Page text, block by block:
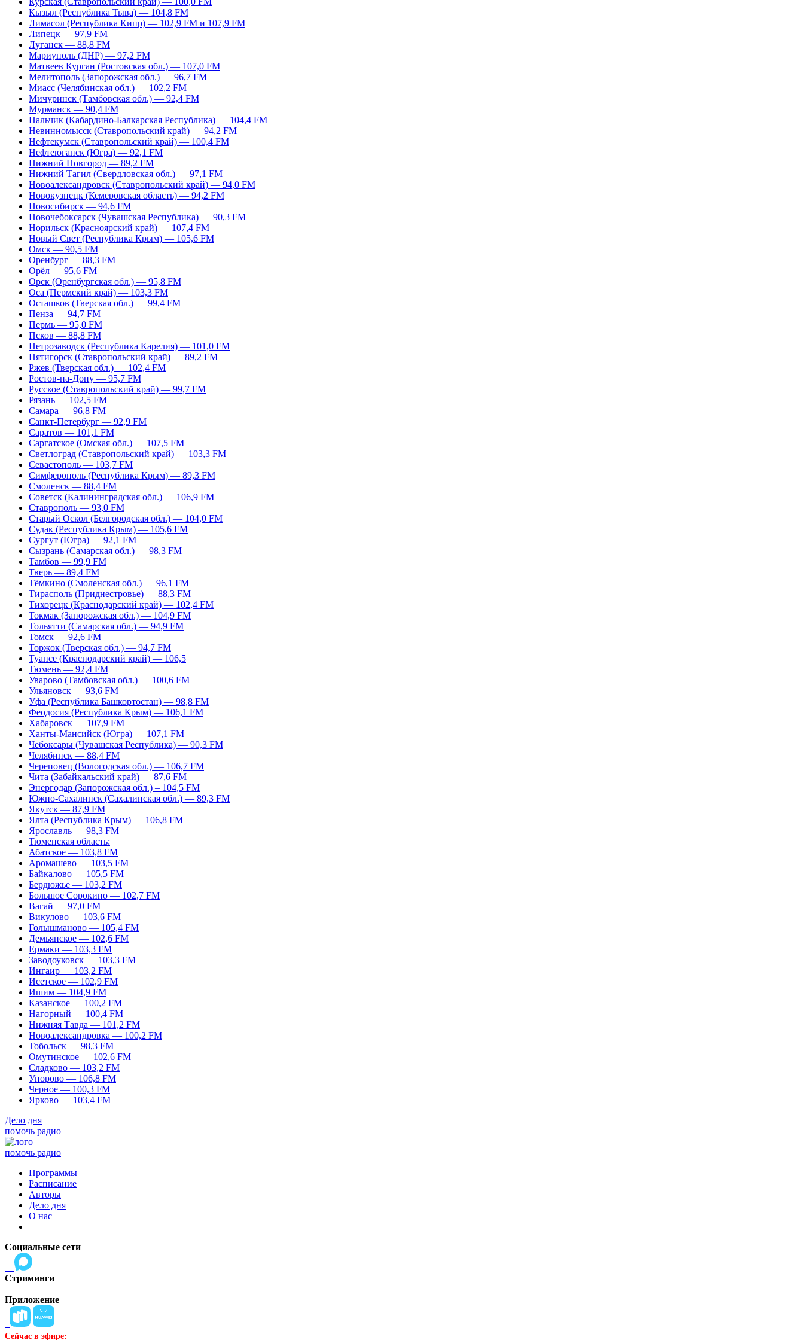
Кызыл (Республика Тыва) — 104,8 FM
Лимасол (Республика Кипр) — 102,9 FM и 107,9 FM
Липецк — 97,9 FM
Луганск — 88,8 FM
Мариуполь (ДНР) — 97,2 FM
Матвеев Курган (Ростовская обл.) — 107,0 FM
Мелитополь (Запорожская обл.) — 96,7 FM
Миасс (Челябинская обл.) — 102,2 FM
Мичуринск (Тамбовская обл.) — 92,4 FM
Мурманск — 90,4 FM
Нальчик (Кабардино-Балкарская Республика) — 104,4 FM
Невинномысск (Ставропольский край) — 94,2 FM
Нефтекумск (Ставропольский край) — 100,4 FM
Нефтеюганск (Югра) — 92,1 FM
Нижний Новгород — 89,2 FM
Нижний Тагил (Свердловская обл.) — 97,1 FM
Новоалександровск (Ставропольский край) — 94,0 FM
Новокузнецк (Кемеровская область) — 94,2 FM
Новосибирск — 94,6 FM
Новочебоксарск (Чувашская Республика) — 90,3 FM
Норильск (Красноярский край) — 107,4 FM
Новый Свет (Республика Крым) — 105,6 FM
Омск — 90,5 FM
Оренбург — 88,3 FM
Орёл — 95,6 FM
Орск (Оренбургская обл.) — 95,8 FM
Оса (Пермский край) — 103,3 FM
Осташков (Тверская обл.) — 99,4 FM
Пенза — 94,7 FM
Пермь — 95,0 FM
Псков — 88,8 FM
Петрозаводск (Республика Карелия) — 101,0 FM
Пятигорск (Ставропольский край) — 89,2 FM
Ржев (Тверская обл.) — 102,4 FM
Ростов-на-Дону — 95,7 FM
Русское (Ставропольский край) — 99,7 FM
Рязань — 102,5 FM
Самара — 96,8 FM
Санкт-Петербург — 92,9 FM
Саратов — 101,1 FM
Саргатское (Омская обл.) — 107,5 FM
Светлоград (Ставропольский край) — 103,3 FM
Севастополь — 103,7 FM
Симферополь (Республика Крым) — 89,3 FM
Смоленск — 88,4 FM
Советск (Калининградская обл.) — 106,9 FM
Ставрополь — 93,0 FM
Старый Оскол (Белгородская обл.) — 104,0 FM
Судак (Республика Крым) — 105,6 FM
Сургут (Югра) — 92,1 FM
Сызрань (Самарская обл.) — 98,3 FM
Тамбов — 99,9 FM
Тверь — 89,4 FM
Тёмкино (Смоленская обл.) — 96,1 FM
Тирасполь (Приднестровье) — 88,3 FM
Тихорецк (Краснодарский край) — 102,4 FM
Токмак (Запорожская обл.) — 104,9 FM
Тольятти (Самарская обл.) — 94,9 FM
Томск — 92,6 FM
Торжок (Тверская обл.) — 94,7 FM
Туапсе (Краснодарский край) — 106,5
Тюмень — 92,4 FM
Уварово (Тамбовская обл.) — 100,6 FM
Ульяновск — 93,6 FM
Уфа (Республика Башкортостан) — 98,8 FM
Феодосия (Республика Крым) — 106,1 FM
Хабаровск — 107,9 FM
Ханты-Мансийск (Югра) — 107,1 FM
Чебоксары (Чувашская Республика) — 90,3 FM
Челябинск — 88,4 FM
Череповец (Вологодская обл.) — 106,7 FM
Чита (Забайкальский край) — 87,6 FM
Энергодар (Запорожская обл.) – 104,5 FM
Южно-Сахалинск (Сахалинская обл.) — 89,3 FM
Якутск — 87,9 FM
Ялта (Республика Крым) — 106,8 FM
Ярославль — 98,3 FM
Тюменская область:
Абатское — 103,8 FM
Аромашево — 103,5 FM
Байкалово — 105,5 FM
Бердюжье — 103,2 FM
Большое Сорокино — 102,7 FM
Вагай — 97,0 FM
Викулово — 103,6 FM
Голышманово — 105,4 FM
Демьянское — 102,6 FM
Ермаки — 103,3 FM
Заводоуковск — 103,3 FM
Ингаир — 103,2 FM
Исетское — 102,9 FM
Ишим — 104,9 FM
Казанское — 100,2 FM
Нагорный — 100,4 FM
Нижняя Тавда — 101,2 FM
Новоалександровка — 100,2 FM
Тобольск — 98,3 FM
Омутинское — 102,6 FM
Сладково — 103,2 FM
Упорово — 106,8 FM
Черное — 100,3 FM
Ярково — 103,4 FM
Дело дня
помочь радио
помочь радио
Программы
Расписание
Авторы
Дело дня
О нас
Социальные сети
Стриминги
Приложение
Сейчас в эфире: